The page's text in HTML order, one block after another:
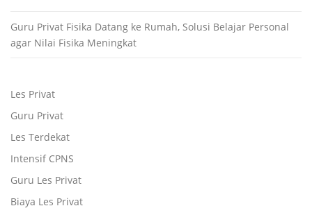
Guru Privat Fisika Datang ke Rumah, Solusi Belajar Personal
agar Nilai Fisika Meningkat
Les Privat
Guru Privat
Les Terdekat
Intensif CPNS
Guru Les Privat
Biaya Les Privat